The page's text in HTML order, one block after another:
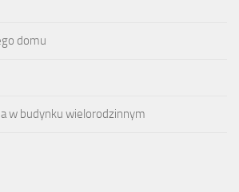
domu
w budynku wielorodzinnym